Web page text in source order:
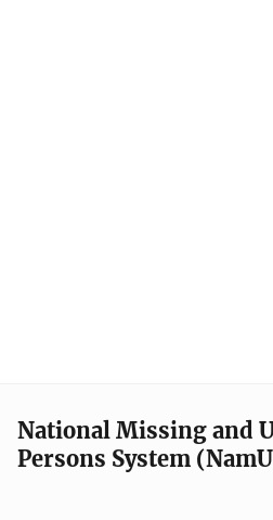
National Missing and
Persons System